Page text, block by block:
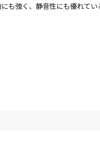
も強く、静音性にも優れて